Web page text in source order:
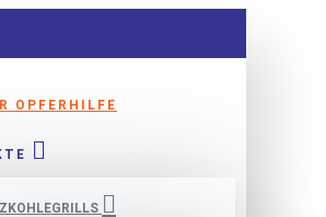
OPFERHILFE